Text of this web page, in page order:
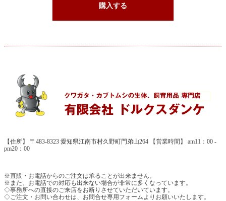
購入する
【住所】 〒483-8323 愛知県江南市村久野町門弟山264 【営業時間】 am11：00 -
pm20：00
※直販・お電話からのご注文は承ることが出来ません。
※また、お電話での対応も出来ない場合が非常に多くなっています。
◇事務所への直接のご来店をお断りさせていただいています。
◇ご注文・お問い合わせは、お問合せ専用フォームよりお願いいたします。